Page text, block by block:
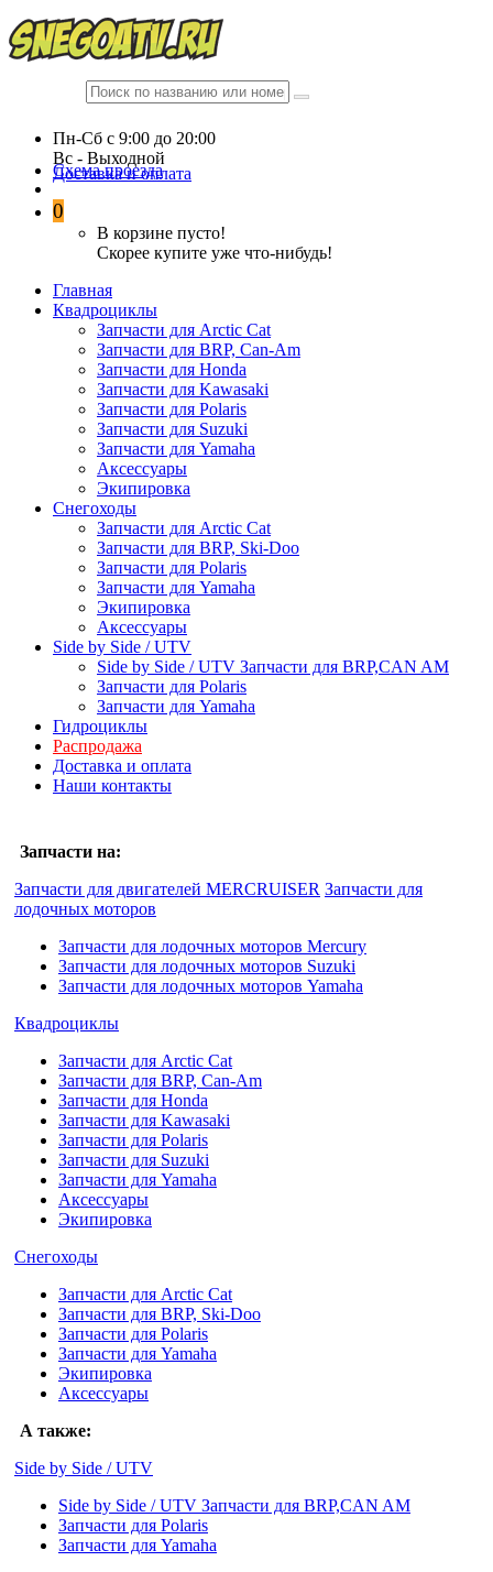
Пн-Сб c 9:00 до 20:00
Вc - Выходной
Схема проезда
Доставка и оплата
0
В корзине пусто!
Скорее купите уже что-нибудь!
Главная
Квадроциклы
Запчасти для Arctic Cat
Запчасти для BRP, Can-Am
Запчасти для Honda
Запчасти для Kawasaki
Запчасти для Polaris
Запчасти для Suzuki
Запчасти для Yamaha
Аксессуары
Экипировка
Снегоходы
Запчасти для Arctic Cat
Запчасти для BRP, Ski-Doo
Запчасти для Polaris
Запчасти для Yamaha
Экипировка
Аксессуары
Side by Side / UTV
Side by Side / UTV Запчасти для BRP,CAN AM
Запчасти для Polaris
Запчасти для Yamaha
Гидроциклы
Распродажа
Доставка и оплата
Наши контакты
Запчасти на:
Запчасти для двигателей MERCRUISER Запчасти для
лодочных моторов
Запчасти для лодочных моторов Mercury
Запчасти для лодочных моторов Suzuki
Запчасти для лодочных моторов Yamaha
Квадроциклы
Запчасти для Arctic Cat
Запчасти для BRP, Can-Am
Запчасти для Honda
Запчасти для Kawasaki
Запчасти для Polaris
Запчасти для Suzuki
Запчасти для Yamaha
Аксессуары
Экипировка
Снегоходы
Запчасти для Arctic Cat
Запчасти для BRP, Ski-Doo
Запчасти для Polaris
Запчасти для Yamaha
Экипировка
Аксессуары
А также:
Side by Side / UTV
Side by Side / UTV Запчасти для BRP,CAN AM
Запчасти для Polaris
Запчасти для Yamaha